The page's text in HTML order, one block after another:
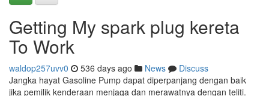
Getting My spark plug kereta
To Work
waldop257uvv0 536 days ago News
Discuss
Jangka hayat Gasoline Pump dapat diperpanjang dengan baik
jika pemilik kenderaan menjaga dan merawatnya dengan teliti.